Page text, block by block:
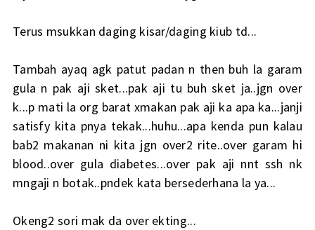
Terus msukkan daging kisar/daging kiub td...
Tambah ayaq agk patut padan n then buh la garam
gula n pak aji sket...pak aji tu buh sket ja..jgn over
k...p mati la org barat xmakan pak aji ka apa ka...janji
satisfy kita pnya tekak...huhu...apa kenda pun kalau
bab2 makanan ni kita jgn over2 rite..over garam hi
blood..over gula diabetes...over pak aji nnt ssh nk
mngaji n botak..pndek kata bersederhana la ya...
Okeng2 sori mak da over ekting...